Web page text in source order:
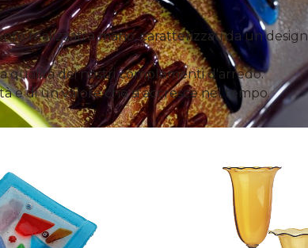
realizzati a mano, caratterizzati da un design
qualità dei nostri complementi d'arredo.
e di un valore che si accresce nel tempo.